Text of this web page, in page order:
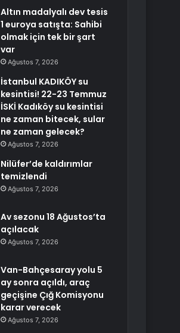
Altın madalyalı dev tesis
1 euroya satışta: Sahibi
olmak için tek bir şart
var
Ağustos 7, 2026
İstanbul KADIKÖY su
kesintisi! 22-23 Temmuz
İSKİ Kadıköy su kesintisi
ne zaman bitecek, sular
ne zaman gelecek?
Ağustos 7, 2026
Nilüfer’de kaldırımlar
temizlendi
Ağustos 7, 2026
Av sezonu 18 Ağustos’ta
açılacak
Ağustos 7, 2026
Van-Bahçesaray yolu 5
ay sonra açıldı, araç
geçişine Çığ Komisyonu
karar verecek
Ağustos 7, 2026